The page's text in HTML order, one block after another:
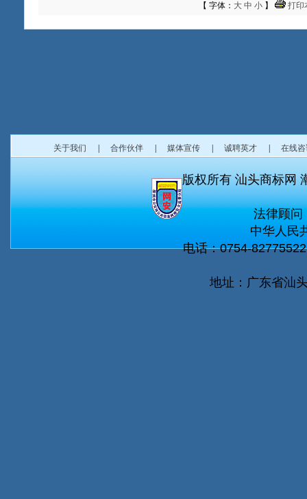
【 字体： 大 中 小 】 打印
关于我们 合作伙伴 媒体宣传 诚聘英才 在线
版权所有 汕头商标网
法律顾问
中华人民
电话：0754-
地址：广东省汕